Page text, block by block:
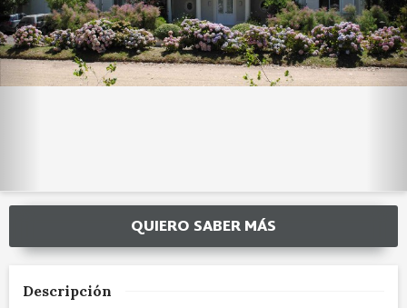
QUIERO SABER MÁS
Descripción